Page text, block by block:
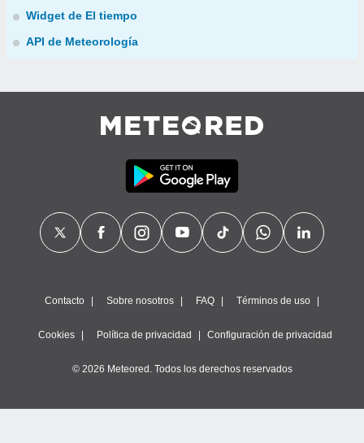
Widget de El tiempo
API de Meteorología
Contacto Sobre nosotros FAQ Términos de uso
Cookies Política de privacidad Configuración de privacidad
© 2026 Meteored. Todos los derechos reservados